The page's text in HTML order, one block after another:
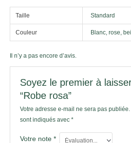
Taille Standard
Couleur Blanc, rose,
Il n’y a pas encore d’avis.
Soyez le premier à
“Robe rosa”
Votre adresse e-mail ne sera pas publiée.
sont indiqués avec*
Votre note*